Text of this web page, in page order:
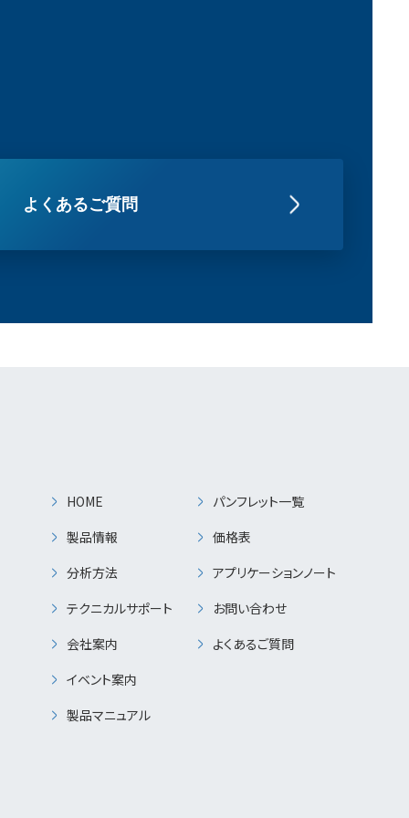
よくあるご質問
HOME
製品情報
分析方法
テクニカルサポート
会社案内
イベント案内
製品マニュアル
パンフレット一覧
価格表
アプリケーションノート
お問い合わせ
よくあるご質問